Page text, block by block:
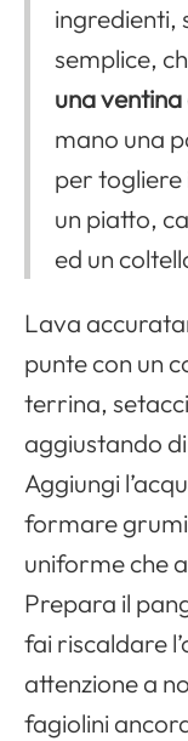
ingredienti,
semplice,
una
mano una
per togliere
un piatto,
ed un
Lava
punte con un
terrina,
aggiustando
Aggiungi
formare
uniforme che
Prepara il
fai riscaldare
attenzione a
fagiolini